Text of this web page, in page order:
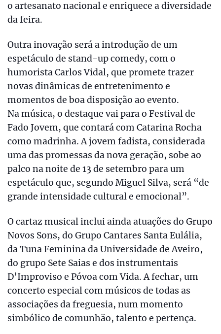
o artesanato nacional e enriquece a diversidade
da feira.
Outra inovação será a introdução de um
espetáculo de stand-up comedy, com o
humorista Carlos Vidal, que promete trazer
novas dinâmicas de entretenimento e
momentos de boa disposição ao evento.
Na música, o destaque vai para o Festival de
Fado Jovem, que contará com Catarina Rocha
como madrinha. A jovem fadista, considerada
uma das promessas da nova geração, sobe ao
palco na noite de 13 de setembro para um
espetáculo que, segundo Miguel Silva, será “de
grande intensidade cultural e emocional”.
O cartaz musical inclui ainda atuações do Grupo
Novos Sons, do Grupo Cantares Santa Eulália,
da Tuna Feminina da Universidade de Aveiro,
do grupo Sete Saias e dos instrumentais
D’Improviso e Póvoa com Vida. A fechar, um
concerto especial com músicos de todas as
associações da freguesia, num momento
simbólico de comunhão, talento e pertença.